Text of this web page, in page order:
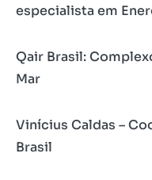
especialista em
Qair Brasil:
Mar
Vinícius Caldas –
Brasil